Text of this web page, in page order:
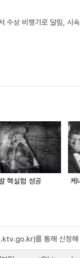
수상 비행기로 달림,
핵실험 성공 케
를 통해 신청해